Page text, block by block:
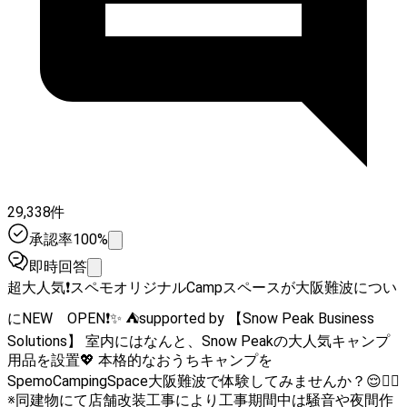
29,338件
承認率100%
即時回答
超大人気❗スペモオリジナルCampスペースが大阪難波につい
にNEW OPEN❗✨ ⛺supported by 【Snow Peak Business
Solutions】 室内にはなんと、Snow Peakの大人気キャンプ
用品を設置💖 本格的なおうちキャンプを
SpemoCampingSpace大阪難波で体験してみませんか？😌❤️‍🔥
※同建物にて店舗改装工事により工事期間中は騒音や夜間作